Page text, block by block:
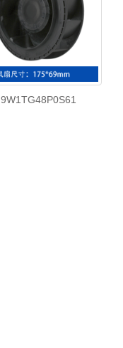
9W1TG48P0S61